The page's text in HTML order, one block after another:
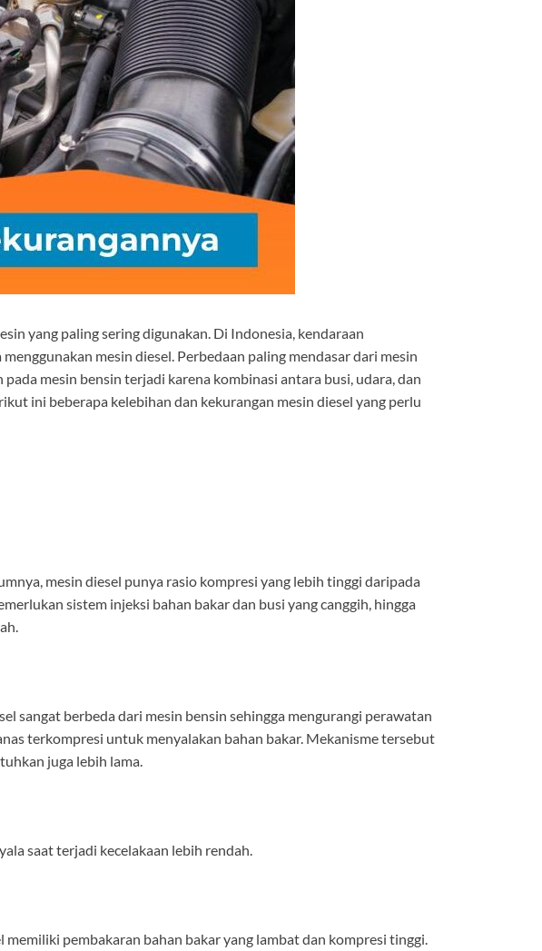
yang paling sering digunakan. Di Indonesia, kendaraan
mesin diesel. Perbedaan paling mendasar dari mesin
mesin bensin terjadi karena kombinasi antara busi, udara, dan
ini beberapa kelebihan dan kekurangan mesin diesel yang perlu
mesin diesel punya rasio kompresi yang lebih tinggi daripada
sistem injeksi bahan bakar dan busi yang canggih, hingga
sangat berbeda dari mesin bensin sehingga mengurangi perawatan
terkompresi untuk menyalakan bahan bakar. Mekanisme tersebut
juga lebih lama.
saat terjadi kecelakaan lebih rendah.
pembakaran bahan bakar yang lambat dan kompresi tinggi.